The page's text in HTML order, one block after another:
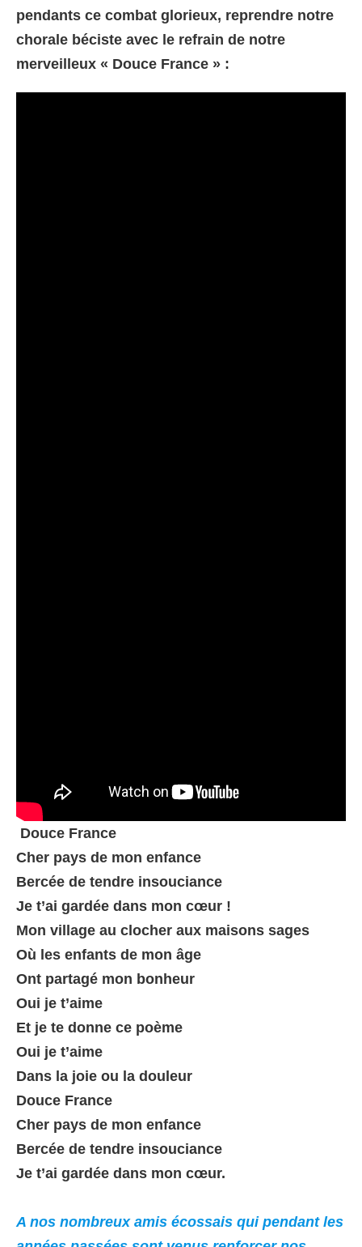
pendants ce combat glorieux, reprendre notre
chorale béciste avec le refrain de notre
merveilleux « Douce France » :
Douce France
Cher pays de mon enfance
Bercée de tendre insouciance
Je t’ai gardée dans mon cœur !
Mon village au clocher aux maisons sages
Où les enfants de mon âge
Ont partagé mon bonheur
Oui je t’aime
Et je te donne ce poème
Oui je t’aime
Dans la joie ou la douleur
Douce France
Cher pays de mon enfance
Bercée de tendre insouciance
Je t’ai gardée dans mon cœur.
A nos nombreux amis écossais qui pendant les